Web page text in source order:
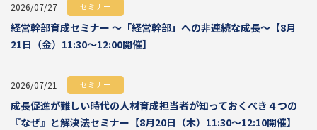
2026/07/27 セミナー
経営幹部育成セミナー ～「経営幹部」への非連続な成長～【8月
21日（金）11:30～12:00開催】
2026/07/21 セミナー
成長促進が難しい時代の人材育成担当者が知っておくべき４つの
『なぜ』と解決法セミナー【8月20日（木）11:30～12:10開催】